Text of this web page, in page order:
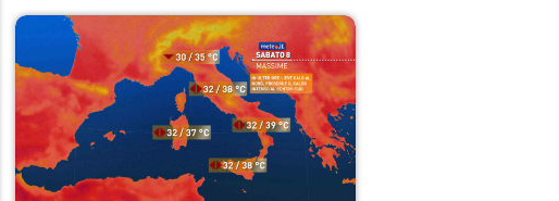
anche al Nord.